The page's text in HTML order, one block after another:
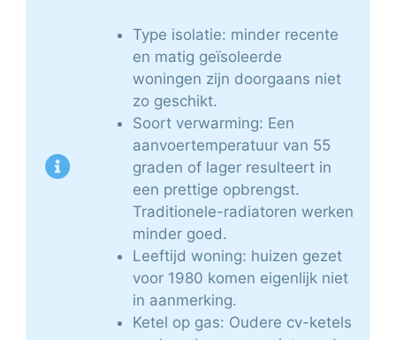
Type isolatie: minder recente
en matig geïsoleerde
woningen zijn doorgaans niet
zo geschikt.
Soort verwarming: Een
aanvoertemperatuur van 55
graden of lager resulteert in
een prettige opbrengst.
Traditionele-radiatoren werken
minder goed.
Leeftijd woning: huizen gezet
voor 1980 komen eigenlijk niet
in aanmerking.
Ketel op gas: Oudere cv-ketels